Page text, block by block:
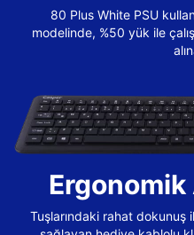
80 Plus White PSU
modelinde, %50 yük ile
Tuşlarındaki rahat dokunuş